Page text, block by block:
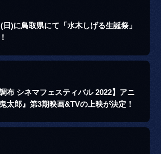
日)に鳥取県にて「水木しげる生誕祭」
布 シネマフェスティバル 2022】アニ
太郎』第3期映画&TVの上映が決定！